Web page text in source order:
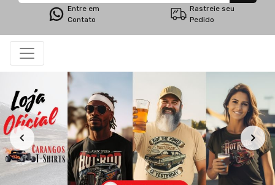
Entre em
Contato
Rastreie seu
Pedido